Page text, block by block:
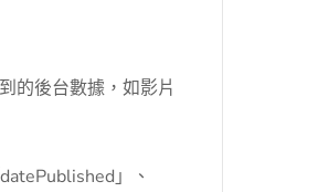
的後台數據，如影片
」、